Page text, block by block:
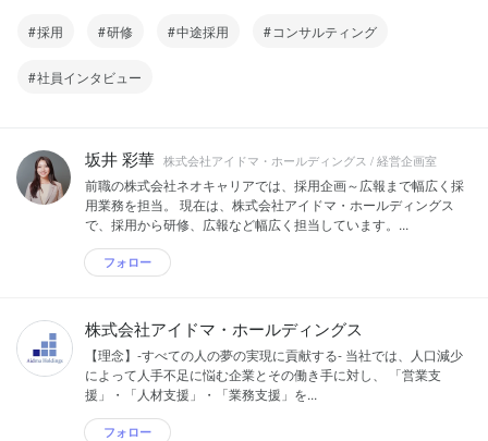
採用 研修 中途採用 コンサルティング
社員インタビュー
坂井 彩華 株式会社アイドマ・ホールディングス / 経営企画室
前職の株式会社ネオキャリアでは、採用企画～広報まで幅広く採
用業務を担当。 現在は、株式会社アイドマ・ホールディングス
で、採用から研修、広報など幅広く担当しています。...
フォロー
株式会社アイドマ・ホールディングス
【理念】-すべての人の夢の実現に貢献する- 当社では、人口減少
によって人手不足に悩む企業とその働き手に対し、 「営業支
援」・「人材支援」・「業務支援」を...
フォロー